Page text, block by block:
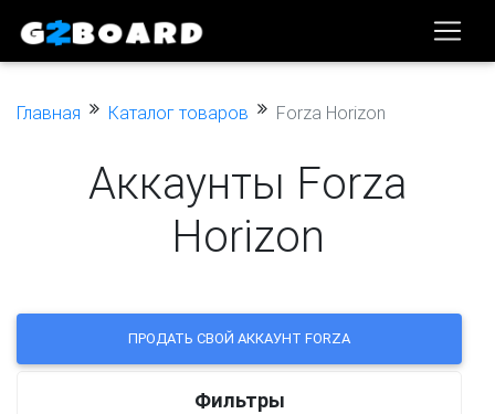
Главная Каталог товаров Forza Horizon
Аккаунты Forza
Horizon
ПРОДАТЬ СВОЙ АККАУНТ FORZA
Фильтры